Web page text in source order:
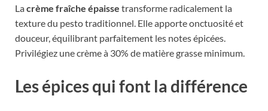
Lacrème fraîche épaisse transforme radicalement la
texture du pesto traditionnel. Elle apporte onctuosité et
douceur, équilibrant parfaitement les notes épicées.
Privilégiez une crème à 30% de matière grasse minimum.
Les épices qui font la différence